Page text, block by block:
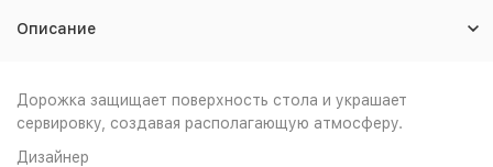
Описание
Дорожка защищает поверхность стола и украшает
сервировку, создавая располагающую атмосферу.
Дизайнер